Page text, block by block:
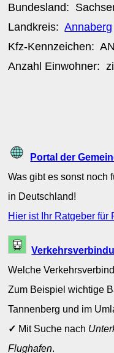
Bundesland:
Landkreis:Annaberg
Kfz-Kennzeichen:
Anzahl Einwohner:
Portal der
Was gibt es sonst noch
in Deutschland!
Hier ist Ihr Ratgeber für
Welche
Zum Beispiel wichtige
Tannenberg und im
✓ Mit Suche nach
Flughafen.